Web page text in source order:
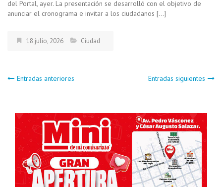
del Portal, ayer. La presentación se desarrolló con el objetivo de
anunciar el cronograma e invitar a los ciudadanos […]
18 julio, 2026 Ciudad
Navegación
de
entradas
Entradas anteriores Entradas siguientes